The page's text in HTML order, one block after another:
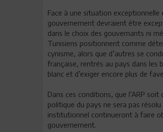
Face à une situation
gouvernement devraient être
dans le choix des gouvernants ni
Tunisiens positionnent comme
cynisme, alors que d’autres se
française, rentrés au pays dans les
blanc et d’exiger encore plus de
Dans ces conditions, que l’ARP
politique du pays ne sera pas
institutionnel continueront à faire
gouvernement.